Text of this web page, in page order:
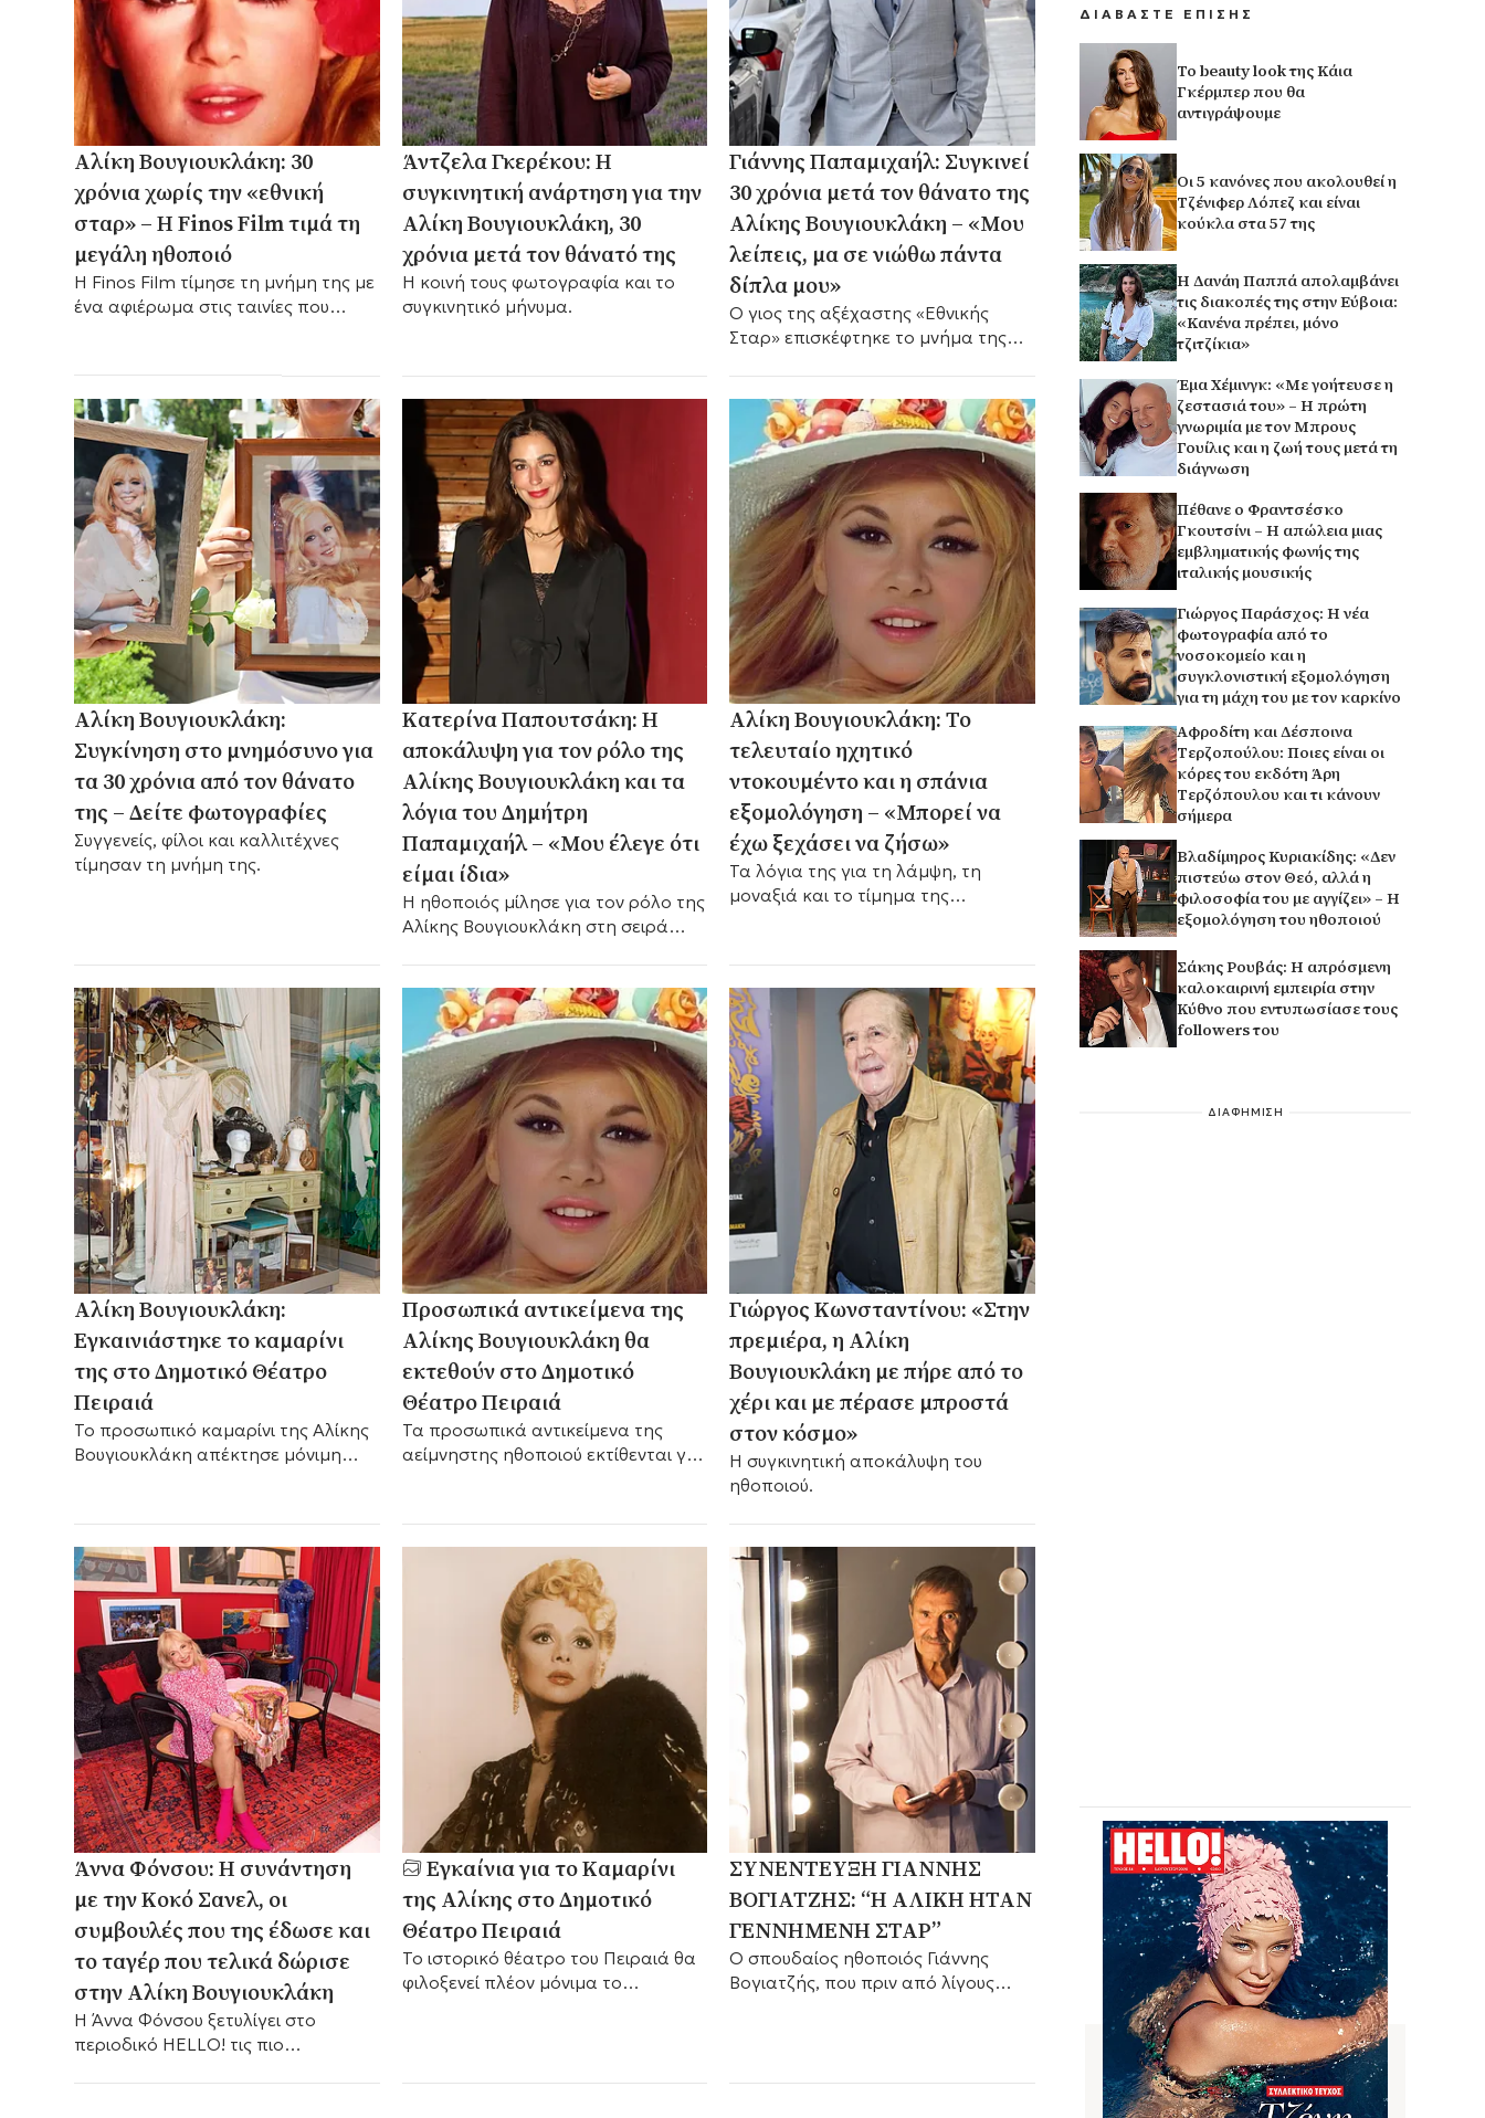
Αλίκη Βουγιουκλάκη: 30
χρόνια χωρίς την «εθνική
σταρ» – Η Finos Film τιμά τη
μεγάλη ηθοποιό
Η Finos Film τίμησε τη μνήμη της με
ένα αφιέρωμα στις ταινίες που
Άντζελα Γκερέκου: Η
συγκινητική ανάρτηση για την
Αλίκη Βουγιουκλάκη, 30
χρόνια μετά τον θάνατό της
Η κοινή τους φωτογραφία και το
συγκινητικό μήνυμα.
Γιάννης Παπαμιχαήλ: Συγκινεί
30 χρόνια μετά τον θάνατο της
Αλίκης Βουγιουκλάκη – «Μου
λείπεις, μα σε νιώθω πάντα
δίπλα μου»
Ο γιος της αξέχαστης «Εθνικής
Σταρ» επισκέφτηκε το μνήμα της
μήνυμα.
Αλίκη Βουγιουκλάκη:
Συγκίνηση στο μνημόσυνο για
τα 30 χρόνια από τον θάνατο
της – Δείτε φωτογραφίες
Συγγενείς, φίλοι και καλλιτέχνες
τίμησαν τη μνήμη της.
Κατερίνα Παπουτσάκη: Η
αποκάλυψη για τον ρόλο της
Αλίκης Βουγιουκλάκη και τα
λόγια του Δημήτρη
Παπαμιχαήλ – «Μου έλεγε ότι
είμαι ίδια»
Η ηθοποιός μίλησε για τον ρόλο της
Αλίκης Βουγιουκλάκη στη σειρά
δύσκολες στιγμές που
ακολούθησαν.
Αλίκη Βουγιουκλάκη: Το
τελευταίο ηχητικό
ντοκουμέντο και η σπάνια
εξομολόγηση – «Μπορεί να
έχω ξεχάσει να ζήσω»
Τα λόγια της για τη λάμψη, τη
μοναξιά και το τίμημα της
Αλίκη Βουγιουκλάκη:
Εγκαινιάστηκε το καμαρίνι
της στο Δημοτικό Θέατρο
Πειραιά
Το προσωπικό καμαρίνι της Αλίκης
Βουγιουκλάκη απέκτησε μόνιμη
της.
Προσωπικά αντικείμενα της
Αλίκης Βουγιουκλάκη θα
εκτεθούν στο Δημοτικό
Θέατρο Πειραιά
Τα προσωπικά αντικείμενα της
αείμνηστης ηθοποιού εκτίθενται για
Γιώργος Κωνσταντίνου: «Στην
πρεμιέρα, η Αλίκη
Βουγιουκλάκη με πήρε από το
χέρι και με πέρασε μπροστά
στον κόσμο»
Η συγκινητική αποκάλυψη του
ηθοποιού.
Άννα Φόνσου: Η συνάντηση
με την Κοκό Σανελ, οι
συμβουλές που της έδωσε και
το ταγέρ που τελικά δώρισε
στην Αλίκη Βουγιουκλάκη
Η Άννα Φόνσου ξετυλίγει στο
περιοδικό HELLO! τις πιο
Εγκαίνια για το Καμαρίνι
της Αλίκης στο Δημοτικό
Θέατρο Πειραιά
Το ιστορικό θέατρο του Πειραιά θα
φιλοξενεί πλέον μόνιμα το
ΣΥΝΕΝΤΕΥΞΗ ΓΙΑΝΝΗΣ
ΒΟΓΙΑΤΖΗΣ: “Η ΑΛΙΚΗ ΗΤΑΝ
ΓΕΝΝΗΜΕΝΗ ΣΤΑΡ”
Ο σπουδαίος ηθοποιός Γιάννης
Βογιατζής, που πριν από λίγους
πτυχές της μοναδικής διαδρομής
ΔΙΑΒΑΣΤΕ ΕΠΙΣΗΣ
Το beauty look της Κάια
Γκέρμπερ που θα
αντιγράψουμε
Οι 5 κανόνες που ακολουθεί η
Τζένιφερ Λόπεζ και είναι
κούκλα στα 57 της
Η Δανάη Παππά απολαμβάνει
τις διακοπές της στην Εύβοια:
«Κανένα πρέπει, μόνο
τζιτζίκια»
Έμα Χέμινγκ: «Με γοήτευσε η
ζεστασιά του» – Η πρώτη
γνωριμία με τον Μπρους
Γουίλις και η ζωή τους μετά τη
διάγνωση
Πέθανε ο Φραντσέσκο
Γκουτσίνι – Η απώλεια μιας
εμβληματικής φωνής της
ιταλικής μουσικής
Γιώργος Παράσχος: Η νέα
φωτογραφία από το
νοσοκομείο και η
συγκλονιστική εξομολόγηση
για τη μάχη του με τον καρκίνο
Αφροδίτη και Δέσποινα
Τερζοπούλου: Ποιες είναι οι
κόρες του εκδότη Άρη
Τερζόπουλου και τι κάνουν
σήμερα
Βλαδίμηρος Κυριακίδης: «Δεν
πιστεύω στον Θεό, αλλά η
φιλοσοφία του με αγγίζει» – Η
εξομολόγηση του ηθοποιού
Σάκης Ρουβάς: Η απρόσμενη
καλοκαιρινή εμπειρία στην
Κύθνο που εντυπωσίασε τους
followers του
ΔΙΑΦΗΜΙΣΗ